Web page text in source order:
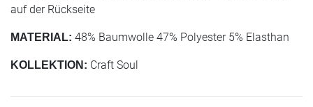
auf der Rückseite
MATERIAL: 48% Baumwolle 47% Polyester 5% Elasthan
KOLLEKTION: Craft Soul